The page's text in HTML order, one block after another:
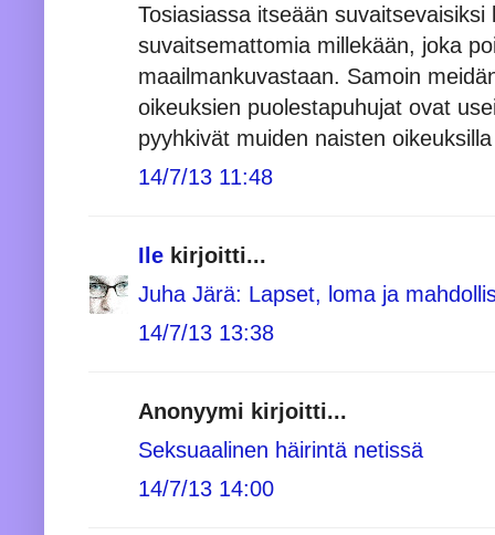
Tosiasiassa itseään
suvaitsemattomia millekään, joka
maailmankuvastaan. Samoin
oikeuksien puolestapuhujat ovat
pyyhkivät muiden naisten
14/7/13 11:48
Ile kirjoitti...
Juha Järä: Lapset, loma ja
14/7/13 13:38
Anonyymi kirjoitti...
Seksuaalinen häirintä netissä
14/7/13 14:00